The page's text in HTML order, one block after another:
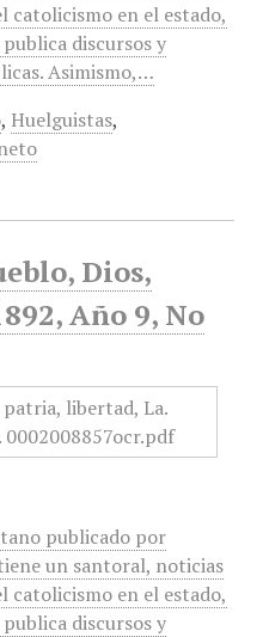
catolicismo en el estado,
discursos y
Asimismo,…
, Huelguistas,
Dios,
Año 9, No
publicado por
un santoral, noticias
catolicismo en el estado,
discursos y